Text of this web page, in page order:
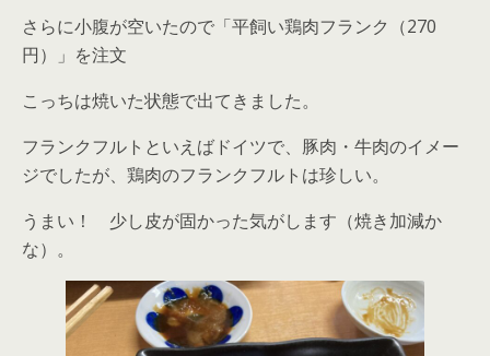
さらに小腹が空いたので「平飼い鶏肉フランク（270
円）」を注文
こっちは焼いた状態で出てきました。
フランクフルトといえばドイツで、豚肉・牛肉のイメー
ジでしたが、鶏肉のフランクフルトは珍しい。
うまい！ 少し皮が固かった気がします（焼き加減か
な）。